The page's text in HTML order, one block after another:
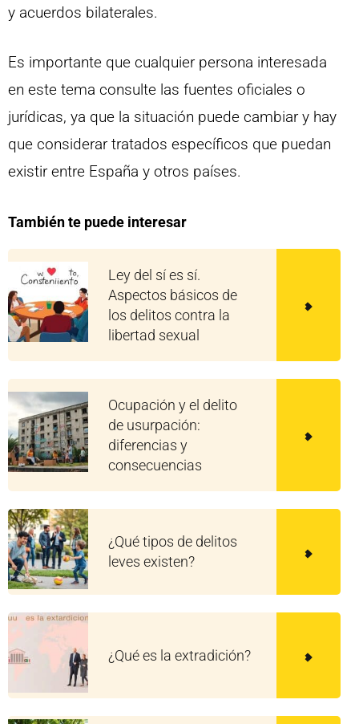
y acuerdos bilaterales.
Es importante que cualquier persona interesada
en este tema consulte las fuentes oficiales o
jurídicas, ya que la situación puede cambiar y hay
que considerar tratados específicos que puedan
existir entre España y otros países.
También te puede interesar
Ley del sí es sí.
Aspectos básicos de
los delitos contra la
libertad sexual
Ocupación y el delito
de usurpación:
diferencias y
consecuencias
¿Qué tipos de delitos
leves existen?
¿Qué es la extradición?